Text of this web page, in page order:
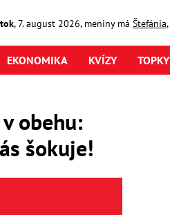
,7. august2026, meniny má Štefánia
EKONOMIKA KVÍZY
obehu:
šokuje!